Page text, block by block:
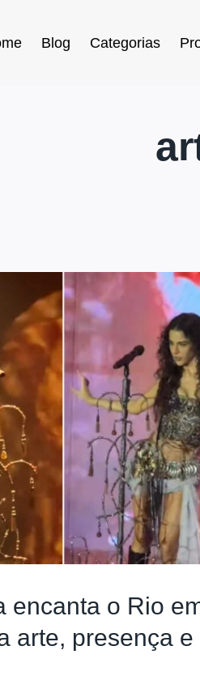
Blog Categorias
encanta o Rio
arte, presença e